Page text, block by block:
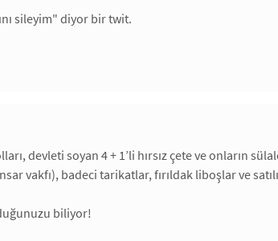
sileyim" diyor bir twit.
devleti soyan 4 + 1’li hırsız çete ve onların
vakfı), badeci tarikatlar, fırıldak liboşlar ve
biliyor!